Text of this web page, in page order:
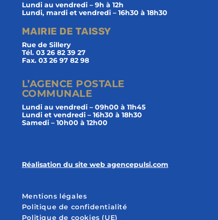
Lundi au vendredi – 9h à 12h
Lundi, mardi et vendredi – 16h30 à 18h30
MAIRIE DE TAISSY
Rue de Sillery
Tél. 03 26 82 39 27
Fax. 03 26 97 82 98
L’AGENCE POSTALE
COMMUNALE
Lundi au vendredi – 09h00 à 11h45
Lundi et vendredi – 16h30 à 18h30
Samedi – 10h00 à 12h00
Réalisation du site web agencepulsi.com
Mentions légales
Politique de confidentialité
Politique de cookies (UE)